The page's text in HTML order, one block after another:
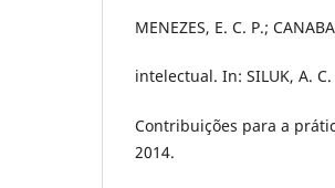
MENEZES, E. C. P.;
intelectual. In: SILUK, A.
Contribuições para a
2014.